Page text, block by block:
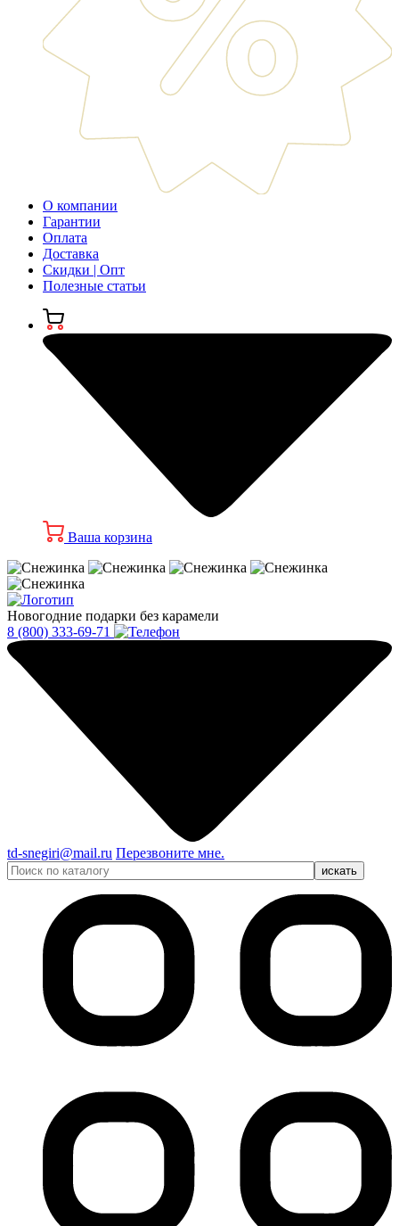
О компании
Гарантии
Оплата
Доставка
Скидки | Опт
Полезные статьи
Ваша корзина
Новогодние подарки без карамели
8 (800) 333-69-71
td-snegiri@mail.ru Перезвоните мне.